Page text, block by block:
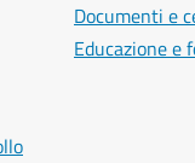
Documenti e
Educazione e